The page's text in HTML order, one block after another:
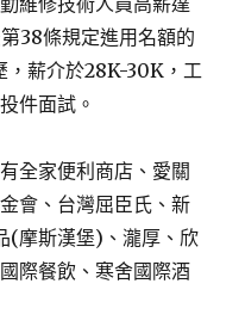
38條規定進用名額的
，薪介於28K-30K，工
件面試。
家便利商店、愛關
會、台灣屈臣氏、新
(摩斯漢堡)、瀧厚、欣
際餐飲、寒舍國際酒